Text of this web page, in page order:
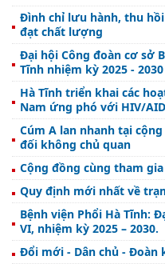
Đình chỉ lưu hành, thu
đạt chất lượng
Đại hội Công đoàn cơ sở
Tĩnh nhiệm kỳ 2025 - 2030
Hà Tĩnh triển khai các
Nam ứng phó với HIV/
phòng, chống HIV/AIDS
Cúm A lan nhanh tại
đối không chủ quan
Cộng đồng cùng tham
Quy định mới nhất về
Bệnh viện Phổi Hà Tĩnh:
VI, nhiệm kỳ 2025 – 2030.
Đổi mới - Dân chủ - Đoàn